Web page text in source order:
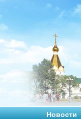
Новости